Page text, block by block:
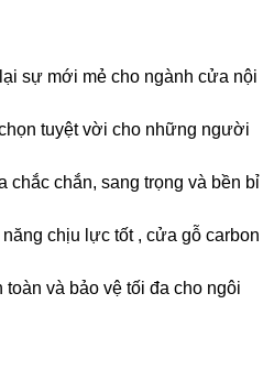
sự mới mẻ cho ngành cửa nội
tuyệt vời cho những người
chắc chắn, sang trọng và bền bỉ
chịu lực tốt , cửa gỗ carbon
và bảo vệ tối đa cho ngôi